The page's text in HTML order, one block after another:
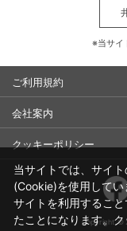
※当サイ
ご利用規約
会社案内
クッキーポリシー
Copyright ©
当サイトでは、サイ
(Cookie)を使用してい
サイトを利用するこ
たことになります。